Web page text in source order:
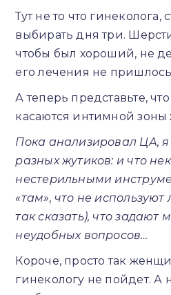
Тут не то что гинеколога,
выбирать дня три.
чтобы был хороший, не
его лечения не
А теперь представьте,
касаются интимной
Пока анализировал ЦА,
разных жутиков: и что
нестерильными
«там», что не используют
так сказать), что задают
неудобных вопросов…
Короче, просто так
гинекологу не пойдет. А